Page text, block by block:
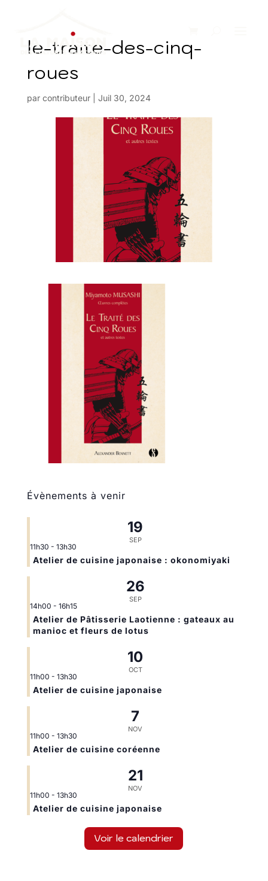
le-traite-des-cinq-
roues
par contributeur| Juil 30, 2024
Évènements à venir
19
SEP
11h30 - 13h30
Atelier de cuisine japonaise : okonomiyaki
26
SEP
14h00 - 16h15
Atelier de Pâtisserie Laotienne : gateaux au
manioc et fleurs de lotus
10
OCT
11h00 - 13h30
Atelier de cuisine japonaise
7
NOV
11h00 - 13h30
Atelier de cuisine coréenne
21
NOV
11h00 - 13h30
Atelier de cuisine japonaise
Voir le calendrier